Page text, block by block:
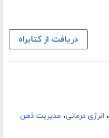
دریافت از کتابراه
، انرژی درمانی، مدیریت ذهن